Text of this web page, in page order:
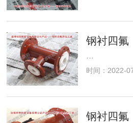
···
时间：2022-